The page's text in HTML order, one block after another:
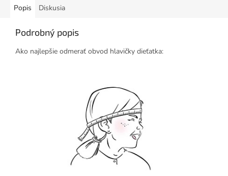
Popis Diskusia
Podrobný popis
Ako najlepšie odmerať obvod hlavičky dieťatka: